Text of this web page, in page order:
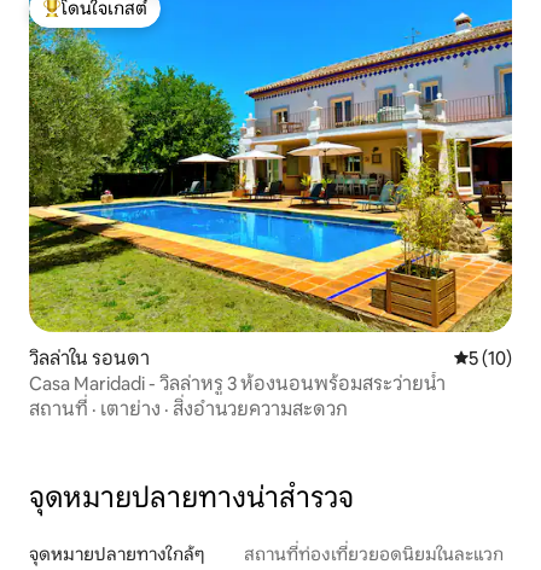
โดนใจเกสต์ที่สุด
โดนใจเกสต์
วิลล่าใน รอนดา คะแนนเฉลี่
5 (10)
Casa Maridadi - วิลล่าหรู 3 ห้องนอนพร้อมสระว่ายน้ำ
สถานที่ · เตาย่าง · สิ่งอำนวยความสะดวก
จุดหมายปลายทางน่าสำรวจ
จุดหมายปลายทางใกล้ๆ สถานที่ท่องเที่ยวยอดนิยมในละแวก